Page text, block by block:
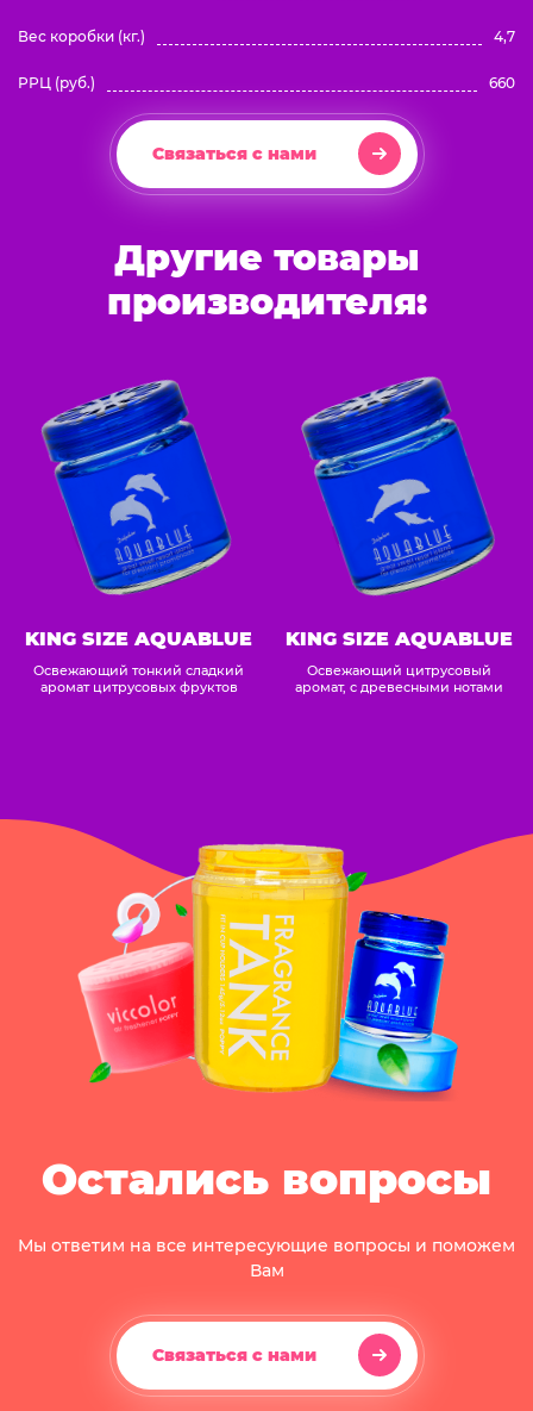
Вес коробки (кг.) 4,7
РРЦ (руб.) 660
Связаться с нами
Другие товары
производителя:
KING SIZE AQUABLUE
Освежающий тонкий сладкий
аромат цитрусовых фруктов
KING SIZE AQUABLUE
Освежающий цитрусовый
аромат, с древесными нотами
Остались вопросы
Мы ответим на все интересующие вопросы и поможем
Вам
Связаться с нами